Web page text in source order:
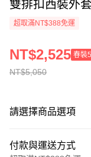
雙排扣西裝外
超取滿NT$388免運
NT$5,050
NT$2,525 春裝
請選擇商品選項
付款與運送方式